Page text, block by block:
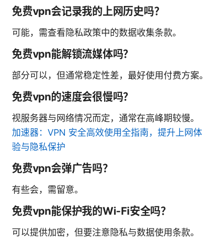
免费vpn会记录我的上网历史吗？
可能，需查看隐私政策中的数据收集条款。
免费vpn能解锁流媒体吗？
部分可以，但通常稳定性差，最好使用付费方案。
免费vpn的速度会很慢吗？
视服务器与网络情况而定，通常在高峰期较慢。
加速器：VPN 安全高效使用全指南，提升上网体
验与隐私保护
免费vpn会弹广告吗？
有些会，需留意。
免费vpn能保护我的Wi-Fi安全吗？
可以提供加密，但要注意隐私与数据使用条款。